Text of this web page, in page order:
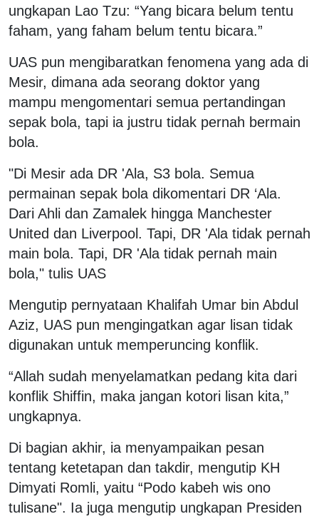
ungkapan Lao Tzu: “Yang bicara belum tentu
faham, yang faham belum tentu bicara.”
UAS pun mengibaratkan fenomena yang ada di
Mesir, dimana ada seorang doktor yang
mampu mengomentari semua pertandingan
sepak bola, tapi ia justru tidak pernah bermain
bola.
"Di Mesir ada DR 'Ala, S3 bola. Semua
permainan sepak bola dikomentari DR ‘Ala.
Dari Ahli dan Zamalek hingga Manchester
United dan Liverpool. Tapi, DR 'Ala tidak pernah
main bola. Tapi, DR 'Ala tidak pernah main
bola," tulis UAS
Mengutip pernyataan Khalifah Umar bin Abdul
Aziz, UAS pun mengingatkan agar lisan tidak
digunakan untuk memperuncing konflik.
“Allah sudah menyelamatkan pedang kita dari
konflik Shiffin, maka jangan kotori lisan kita,”
ungkapnya.
Di bagian akhir, ia menyampaikan pesan
tentang ketetapan dan takdir, mengutip KH
Dimyati Romli, yaitu “Podo kabeh wis ono
tulisane". Ia juga mengutip ungkapan Presiden